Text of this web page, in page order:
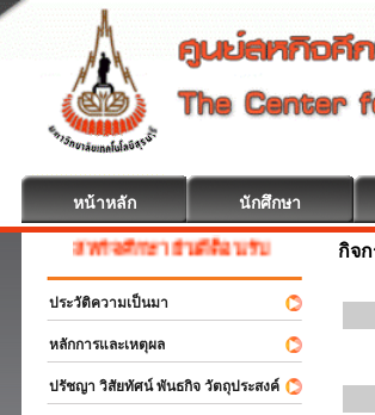
หน้าหลัก นักศึกษา
สหกิจศึกษา ยินดีต้อนรับ
ประวัติความเป็นมา
หลักการและเหตุผล
ปรัชญา วิสัยทัศน์ พันธกิจ วัตถุประสงค์
กิจ